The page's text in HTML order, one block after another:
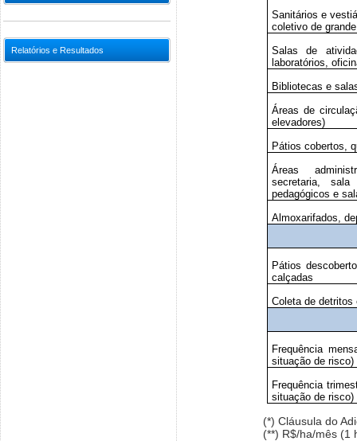
Relatórios e Resultados
Sanitários e
coletivo de
Salas de
laboratórios,
Bibliotecas e
Áreas de
elevadores)
Pátios cobertos,
Áreas
secretaria,
pedagógicos e
Almoxarifados,
Pátios
calçadas
Coleta de detritos
Frequência
situação de risco)
Frequência
situação de risco)
(*) Cláusula do
(**) R$/ha/mês (1